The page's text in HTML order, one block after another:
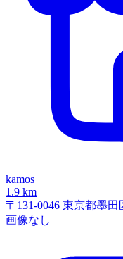
kamos
1.9 km
〒131-0046 東京都墨
画像なし